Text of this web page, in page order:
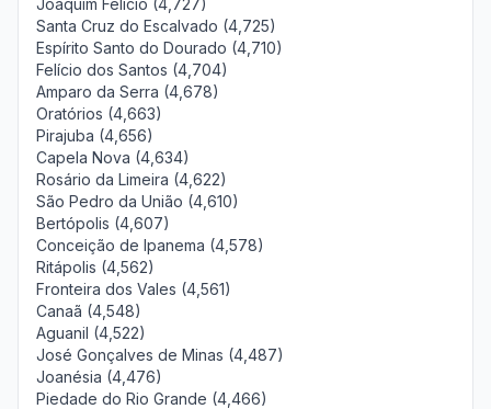
Joaquim Felício (4,727)
Santa Cruz do Escalvado (4,725)
Espírito Santo do Dourado (4,710)
Felício dos Santos (4,704)
Amparo da Serra (4,678)
Oratórios (4,663)
Pirajuba (4,656)
Capela Nova (4,634)
Rosário da Limeira (4,622)
São Pedro da União (4,610)
Bertópolis (4,607)
Conceição de Ipanema (4,578)
Ritápolis (4,562)
Fronteira dos Vales (4,561)
Canaã (4,548)
Aguanil (4,522)
José Gonçalves de Minas (4,487)
Joanésia (4,476)
Piedade do Rio Grande (4,466)